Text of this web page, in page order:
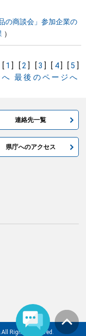
の商談会」参加企業の
[ 1] [2] [3] [ 4] [ 5 ]
最後のページへ
連絡先一覧
県庁へのアクセス
Rights Reserved.